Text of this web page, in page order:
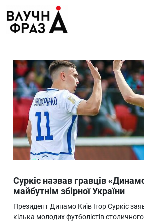
содержимому
Гроші
Життя
Лайфстайл
ТехноНаука
Людина
Ukraine
Про нас
Суркіс назвав гравців
майбутнім збірної України
Президент Динамо Київ Ігор Суркіс
кілька молодих футболістів